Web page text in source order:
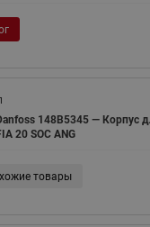
148B5345 — Корпус
20 SOC ANG
товары